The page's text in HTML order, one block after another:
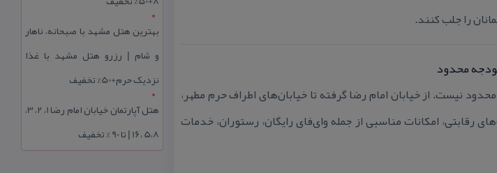
را جلب كنند.
محدود
نیست. از خیابان امام رضا گرفته تا خیابان‌های اطراف حرم مطهر،
رقابتی، امكانات مناسبی از جمله وای‌فای رایگان، رستوران، خدمات
بهترین هتل مشهد با صبحانه، ناهار
و شام | رزرو هتل مشهد با غذا
نزدیک حرم+50% تخفیف
هتل آپارتمان خیابان امام رضا 1، 2، 3،
5،8 ،16 | تا 90 % تخفیف